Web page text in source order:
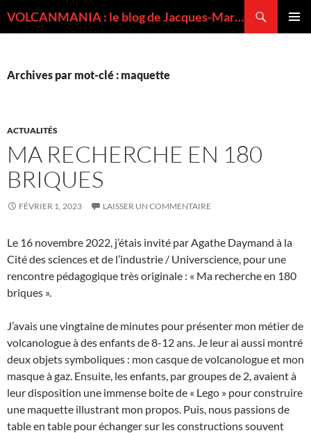
VOLCANMANIA : le blog de Jacques-Marie BARDINTZEFF, volcanologue
Archives par mot-clé : maquette
ACTUALITÉS
MA RECHERCHE EN 180
BRIQUES
FÉVRIER 1, 2023 LAISSER UN COMMENTAIRE
Le 16 novembre 2022, j’étais invité par Agathe Daymand à la
Cité des sciences et de l’industrie / Universcience, pour une
rencontre pédagogique très originale : « Ma recherche en 180
briques ».
J’avais une vingtaine de minutes pour présenter mon métier de
volcanologue à des enfants de 8-12 ans. Je leur ai aussi montré
deux objets symboliques : mon casque de volcanologue et mon
masque à gaz. Ensuite, les enfants, par groupes de 2, avaient à
leur disposition une immense boite de « Lego » pour construire
une maquette illustrant mon propos. Puis, nous passions de
table en table pour échanger sur les constructions souvent